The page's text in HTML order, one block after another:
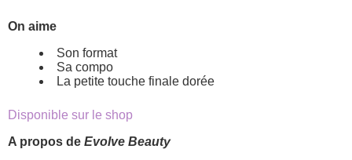
On aime
Son format
Sa compo
La petite touche finale dorée
Disponible sur le shop
A propos de Evolve Beauty